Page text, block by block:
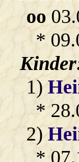
oo
*
1)
*
2)
*